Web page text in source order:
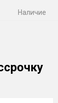
Наличие